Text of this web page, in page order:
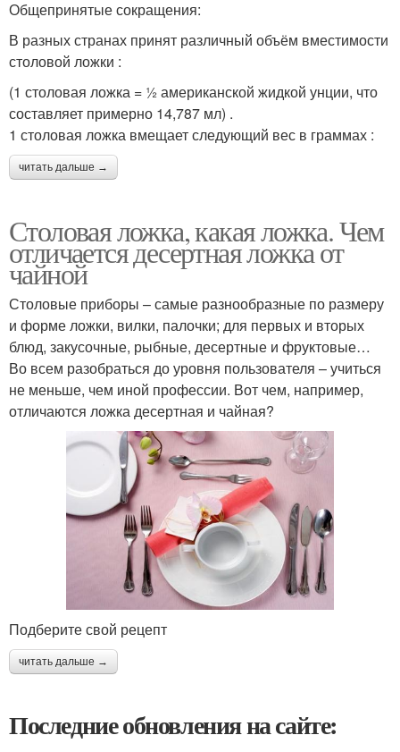
Общепринятые сокращения:
В разных странах принят различный объём вместимости
столовой ложки :
(1 столовая ложка = ½ американской жидкой унции, что
составляет примерно 14,787 мл) .
1 столовая ложка вмещает следующий вес в граммах :
читать дальше →
Столовая ложка, какая ложка. Чем
отличается десертная ложка от
чайной
Столовые приборы – самые разнообразные по размеру
и форме ложки, вилки, палочки; для первых и вторых
блюд, закусочные, рыбные, десертные и фруктовые…
Во всем разобраться до уровня пользователя – учиться
не меньше, чем иной профессии. Вот чем, например,
отличаются ложка десертная и чайная?
Подберите свой рецепт
читать дальше →
Последние обновления на сайте: